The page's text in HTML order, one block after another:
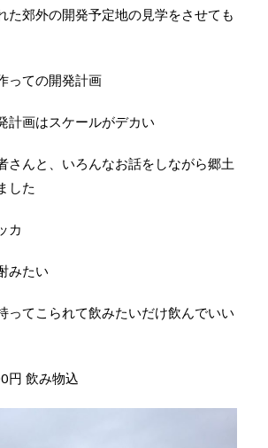
た郊外の開発予定地の見学をさせても
っての開発計画
計画はスケールがデカい
さんと、いろんなお話をしながら郷土
した
カ
みたい
ってこられて飲みたいだけ飲んでいい
円 飲み物込